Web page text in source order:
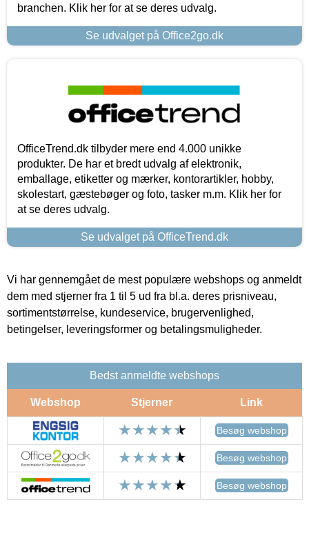
branchen. Klik her for at se deres udvalg.
Se udvalget på Office2go.dk
OfficeTrend.dk tilbyder mere end 4.000 unikke
produkter. De har et bredt udvalg af elektronik,
emballage, etiketter og mærker, kontorartikler, hobby,
skolestart, gæstebøger og foto, tasker m.m. Klik her for
at se deres udvalg.
Se udvalget på OfficeTrend.dk
Vi har gennemgået de mest populære webshops og anmeldt
dem med stjerner fra 1 til 5 ud fra bl.a. deres prisniveau,
sortimentstørrelse, kundeservice, brugervenlighed,
betingelser, leveringsformer og betalingsmuligheder.
Bedst anmeldte webshops
Webshop Stjerner Link
Besøg webshop
Besøg webshop
Besøg webshop